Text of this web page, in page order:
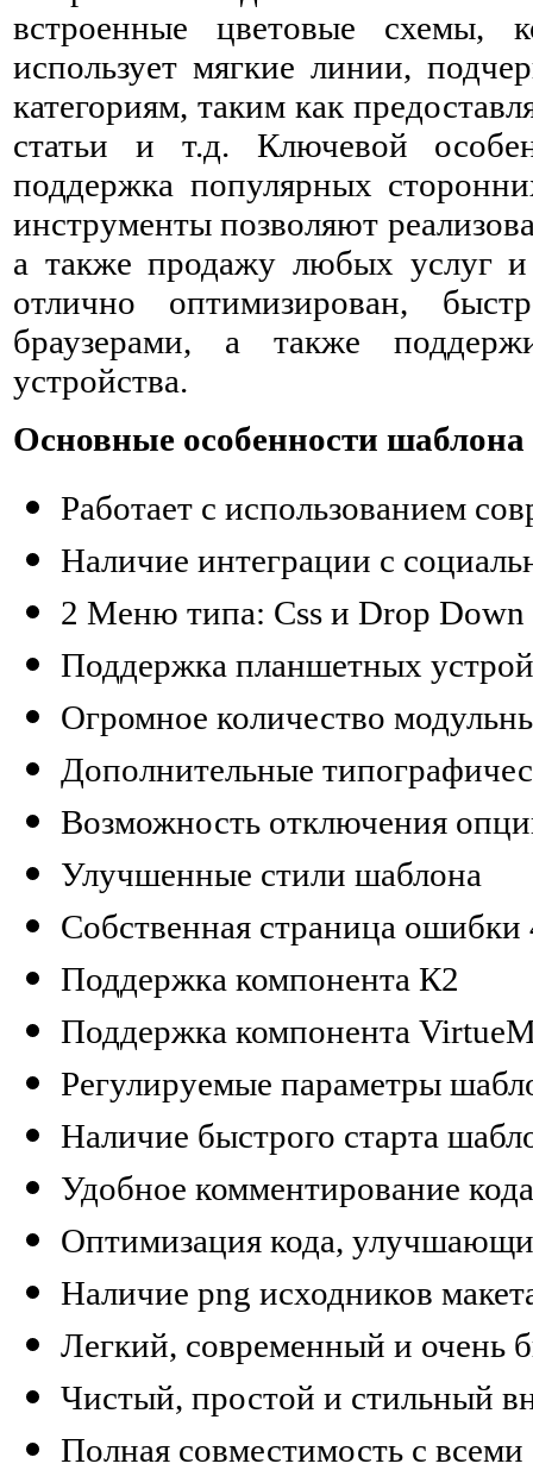
встроенные цветовые схемы,
использует мягкие линии,
категориям, таким как
статьи и т.д. Ключевой
поддержка популярных
инструменты позволяют
а также продажу любых услуг
отлично оптимизирован,
браузерами, а также
устройства.
Основные особенности
Работает с использованием
Наличие интеграции с
2 Меню типа: Css и Drop
Поддержка планшетных
Огромное количество
Дополнительные
Возможность отключения
Улучшенные стили шаблона
Собственная страница ошибки
Поддержка компонента К2
Поддержка компонента
Регулируемые параметры
Наличие быстрого старта
Удобное комментирование
Оптимизация кода,
Наличие png исходников
Легкий, современный и очень
Чистый, простой и стильный
Полная совместимость с